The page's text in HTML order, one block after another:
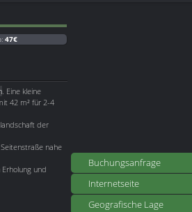
Buchungsanfrage
Internetseite
Geografische Lage
47€
. Eine kleine
42 m² für 2-4
der
nahe
und